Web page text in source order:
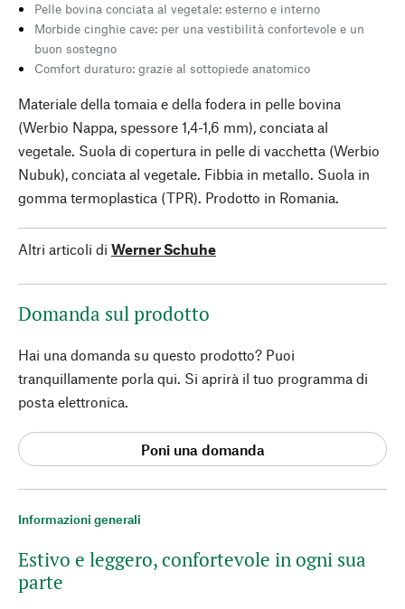
Informazioni generali
Estivo e leggero, confortevole in ogni sua
parte
Pelle bovina conciata al vegetale: esterno e interno
Morbide cinghie cave: per una vestibilità confortevole e un
buon sostegno
Comfort duraturo: grazie al sottopiede anatomico
Materiale della tomaia e della fodera in pelle bovina
(Werbio Nappa, spessore 1,4-1,6 mm), conciata al
vegetale. Suola di copertura in pelle di vacchetta (Werbio
Nubuk), conciata al vegetale. Fibbia in metallo. Suola in
gomma termoplastica (TPR). Prodotto in Romania.
Altri articoli di Werner Schuhe
Domanda sul prodotto
Hai una domanda su questo prodotto? Puoi
tranquillamente porla qui. Si aprirà il tuo programma di
posta elettronica.
Poni una domanda